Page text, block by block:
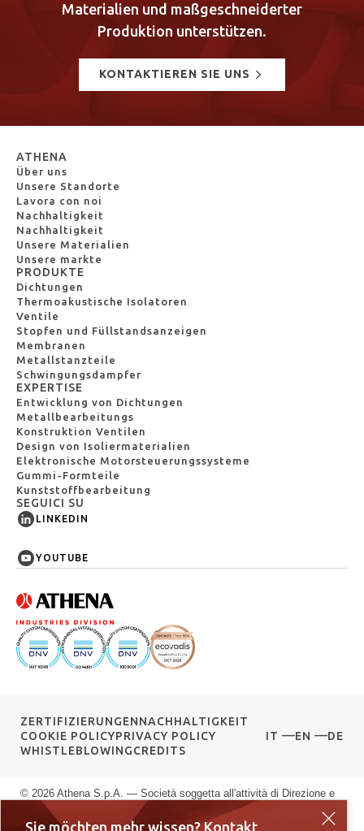
Materialien und maßgeschneiderter
Produktion unterstützen.
KONTAKTIEREN SIE UNS
Sie möchten mehr wissen? Kontakt
ATHENA
Über uns
Unsere Standorte
Lavora con noi
Nachhaltigkeit
Nachhaltigkeit
Unsere Materialien
Unsere markte
PRODUKTE
Dichtungen
Thermoakustische Isolatoren
Ventile
Stopfen und Füllstandsanzeigen
Membranen
Metallstanzteile
Schwingungsdampfer
EXPERTISE
Entwicklung von Dichtungen
Metallbearbeitungs
Konstruktion Ventilen
Design von Isoliermaterialien
Elektronische Motorsteuerungssysteme
Gummi-Formteile
Kunststoffbearbeitung
SEGUICI SU
LINKEDIN
YOUTUBE
ZERTIFIZIERUNGENNACHHALTIGKEIT
COOKIE POLICYPRIVACY POLICY
WHISTLEBLOWINGCREDITS
IT EN DE
© 2026 Athena S.p.A. — Società soggetta all'attività di Direzione e
Coordinamento di G.F.M. S.r.l. — Via delle Albere 13, 36045 Alonte